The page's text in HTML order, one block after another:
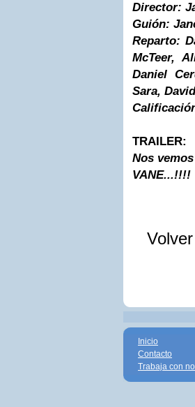
Director:
Guión:
Reparto:
McTeer,
Daniel
Sara,
TRAILER:
Nos vemos
VANE...!!!!
Inicio
Contacto
Trabaja con